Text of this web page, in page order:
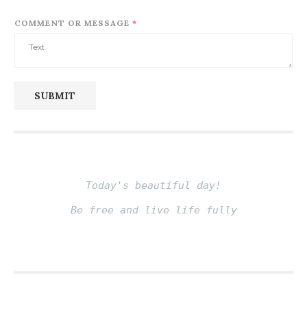
COMMENT OR MESSAGE *
SUBMIT
Today's beautiful day!
Be free and live life fully